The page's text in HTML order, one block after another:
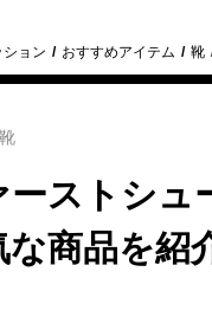
ション おすすめアイテム 靴
靴
ーストシ
な商品を紹